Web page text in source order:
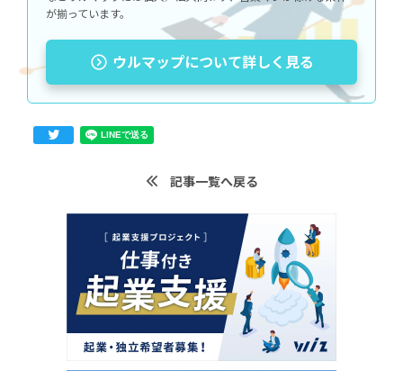
が揃っています。
ウルマップについて詳しく見る
記事一覧へ戻る